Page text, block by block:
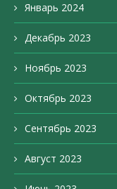
Январь 2024
Декабрь 2023
Ноябрь 2023
Октябрь 2023
Сентябрь 2023
Август 2023